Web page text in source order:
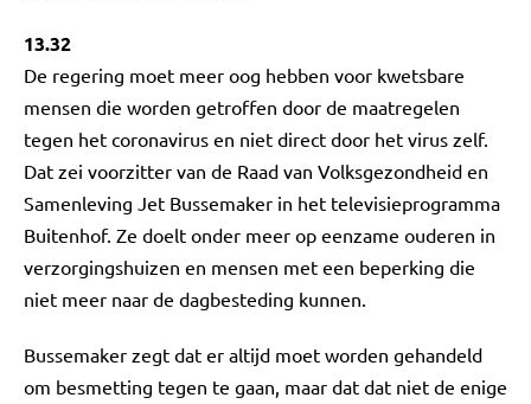
13.32
De regering moet meer oog hebben voor kwetsbare
mensen die worden getroffen door de maatregelen
tegen het coronavirus en niet direct door het virus zelf.
Dat zei voorzitter van de Raad van Volksgezondheid en
Samenleving Jet Bussemaker in het televisieprogramma
Buitenhof. Ze doelt onder meer op eenzame ouderen in
verzorgingshuizen en mensen met een beperking die
niet meer naar de dagbesteding kunnen.
Bussemaker zegt dat er altijd moet worden gehandeld
om besmetting tegen te gaan, maar dat dat niet de enige